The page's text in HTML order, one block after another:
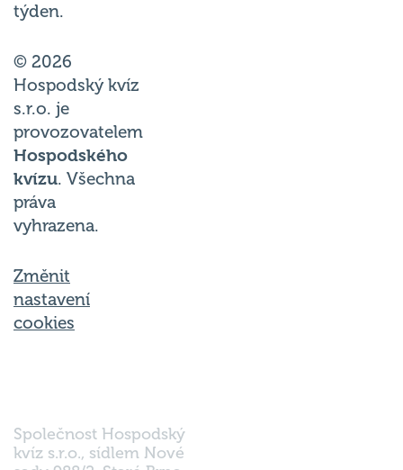
týden.
© 2026
Hospodský kvíz
s.r.o. je
provozovatelem
Hospodského
kvízu. Všechna
práva
vyhrazena.
Změnit
nastavení
cookies
Společnost Hospodský
kvíz s.r.o., sídlem Nové